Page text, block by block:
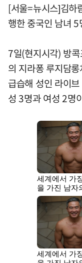
[서울=뉴시스]김하
행한 중국인 남녀
7일(현지시각) 방
의 지라퐁 루지담
급습해 성인 라이
성 3명과 여성 2명